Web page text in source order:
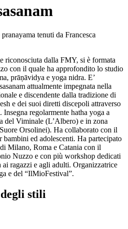
tenuti da Francesca
riconosciuta dalla FMY, si è formata
con il quale ha approfondito lo studio
prāṇāvidya e yoga nidra. E’
attualmente impegnata nella
e discendente dalla tradizione di
e dei suoi diretti discepoli attraverso
regolarmente hatha yoga a
del Viminale (L’Albero) e in zona
Orsolinei). Ha collaborato con il
ed adolescenti. Ha partecipato
Milano, Roma e Catania con il
Nuzzo e con più workshop dedicati
ai ragazzi e agli adulti. Organizzatrice
e del “IlMioFestival”.
stili